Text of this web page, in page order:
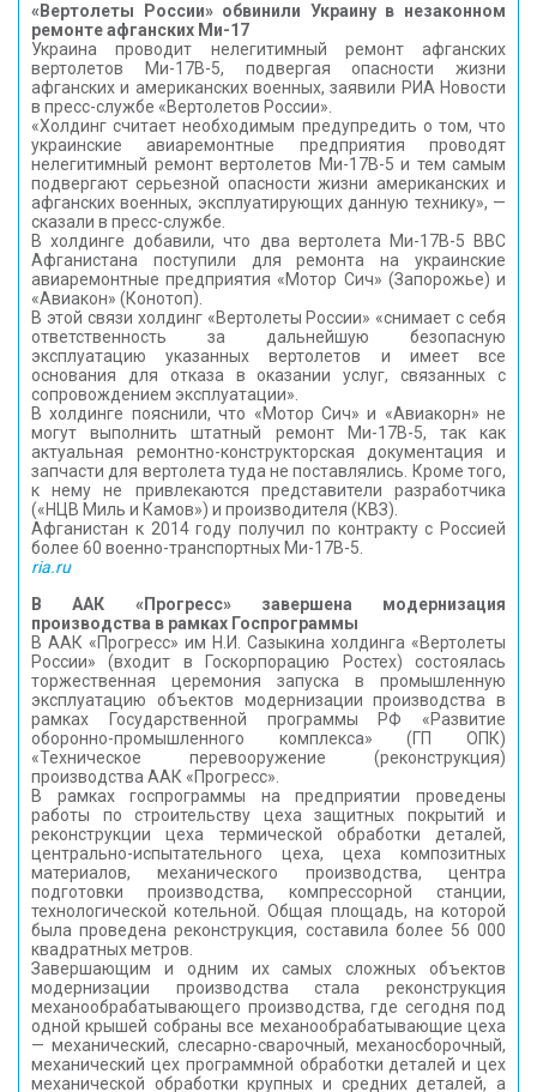
«Вертолеты России» обвинили Украину в незаконном
ремонте афганских Ми-17
Украина проводит нелегитимный ремонт афганских
вертолетов Ми-17В-5, подвергая опасности жизни
афганских и американских военных, заявили РИА Новости
в пресс-службе «Вертолетов России».
«Холдинг считает необходимым предупредить о том, что
украинские авиаремонтные предприятия проводят
нелегитимный ремонт вертолетов Ми-17В-5 и тем самым
подвергают серьезной опасности жизни американских и
афганских военных, эксплуатирующих данную технику», —
сказали в пресс-службе.
В холдинге добавили, что два вертолета Ми-17В-5 ВВС
Афганистана поступили для ремонта на украинские
авиаремонтные предприятия «Мотор Сич» (Запорожье) и
«Авиакон» (Конотоп).
В этой связи холдинг «Вертолеты России» «снимает с себя
ответственность за дальнейшую безопасную
эксплуатацию указанных вертолетов и имеет все
основания для отказа в оказании услуг, связанных с
сопровождением эксплуатации».
В холдинге пояснили, что «Мотор Сич» и «Авиакорн» не
могут выполнить штатный ремонт Ми-17В-5, так как
актуальная ремонтно-конструкторская документация и
запчасти для вертолета туда не поставлялись. Кроме того,
к нему не привлекаются представители разработчика
(«НЦВ Миль и Камов») и производителя (КВЗ).
Афганистан к 2014 году получил по контракту с Россией
более 60 военно-транспортных Ми-17В-5.
ria.ru
В ААК «Прогресс» завершена модернизация
производства в рамках Госпрограммы
В ААК «Прогресс» им Н.И. Сазыкина холдинга «Вертолеты
России» (входит в Госкорпорацию Ростех) состоялась
торжественная церемония запуска в промышленную
эксплуатацию объектов модернизации производства в
рамках Государственной программы РФ «Развитие
оборонно-промышленного комплекса» (ГП ОПК)
«Техническое перевооружение (реконструкция)
производства ААК «Прогресс».
В рамках госпрограммы на предприятии проведены
работы по строительству цеха защитных покрытий и
реконструкции цеха термической обработки деталей,
центрально-испытательного цеха, цеха композитных
материалов, механического производства, центра
подготовки производства, компрессорной станции,
технологической котельной. Общая площадь, на которой
была проведена реконструкция, составила более 56 000
квадратных метров.
Завершающим и одним их самых сложных объектов
модернизации производства стала реконструкция
механообрабатывающего производства, где сегодня под
одной крышей собраны все механообрабатывающие цеха
— механический, слесарно-сварочный, механосборочный,
механический цех программной обработки деталей и цех
механической обработки крупных и средних деталей, а